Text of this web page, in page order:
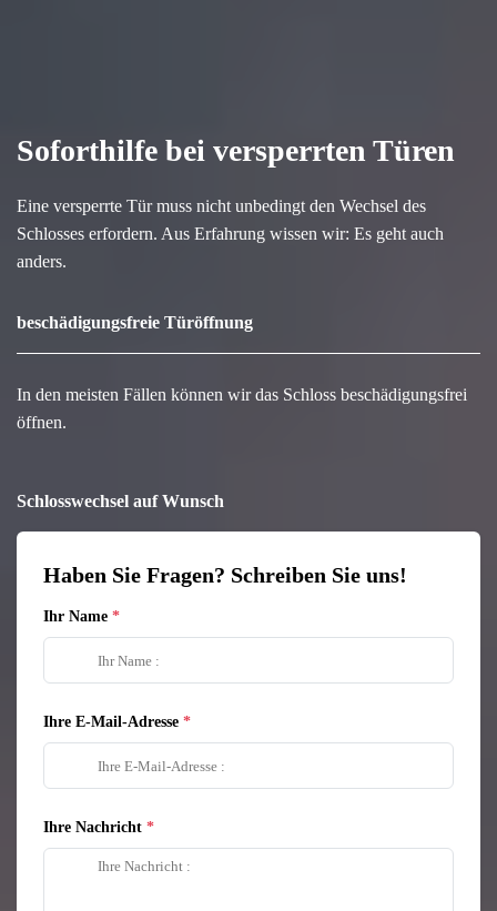
Soforthilfe bei versperrten Türen
Eine versperrte Tür muss nicht unbedingt den Wechsel des
Schlosses erfordern. Aus Erfahrung wissen wir: Es geht auch
anders.
beschädigungsfreie Türöffnung
In den meisten Fällen können wir das Schloss beschädigungsfrei
öffnen.
Schlosswechsel auf Wunsch
Haben Sie Fragen? Schreiben Sie uns!
Ihr Name
Ihre E-Mail-Adresse
Ihre Nachricht